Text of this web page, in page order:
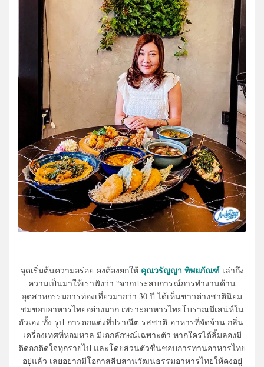
จุดเริ่มต้นความอร่อย คงต้องยกให้ คุณวรัญญา ทิพยภัณฑ์เล่าถึง
ความเป็นมาให้เราฟังว่า “จากประสบการณ์การทำงานด้าน
อุตสาหกรรมการท่องเที่ยวมากว่า 30 ปี ได้เห็นชาวต่างชาตินิยม
ชมชอบอาหารไทยอย่างมาก เพราะอาหารไทยโบราณมีเสน่ห์ใน
ตัวเอง ทั้ง รูป-การตกแต่งที่ปราณีต รสชาติ-อาหารที่จัดจ้าน กลิ่น-
เครื่องเทศที่หอมหวล มีเอกลักษณ์เฉพาะตัว หากใครได้ลิ้มลองมี
ติดอกติดใจทุกรายไป และโดยส่วนตัวชื่นชอบการทานอาหารไทย
อยู่แล้ว เลยอยากมีโอกาสสืบสานวัฒนธรรมอาหารไทยให้คงอยู่